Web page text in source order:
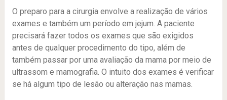
O preparo para a cirurgia envolve a realização de vários
exames e também um período em jejum. A paciente
precisará fazer todos os exames que são exigidos
antes de qualquer procedimento do tipo, além de
também passar por uma avaliação da mama por meio de
ultrassom e mamografia. O intuito dos exames é verificar
se há algum tipo de lesão ou alteração nas mamas.